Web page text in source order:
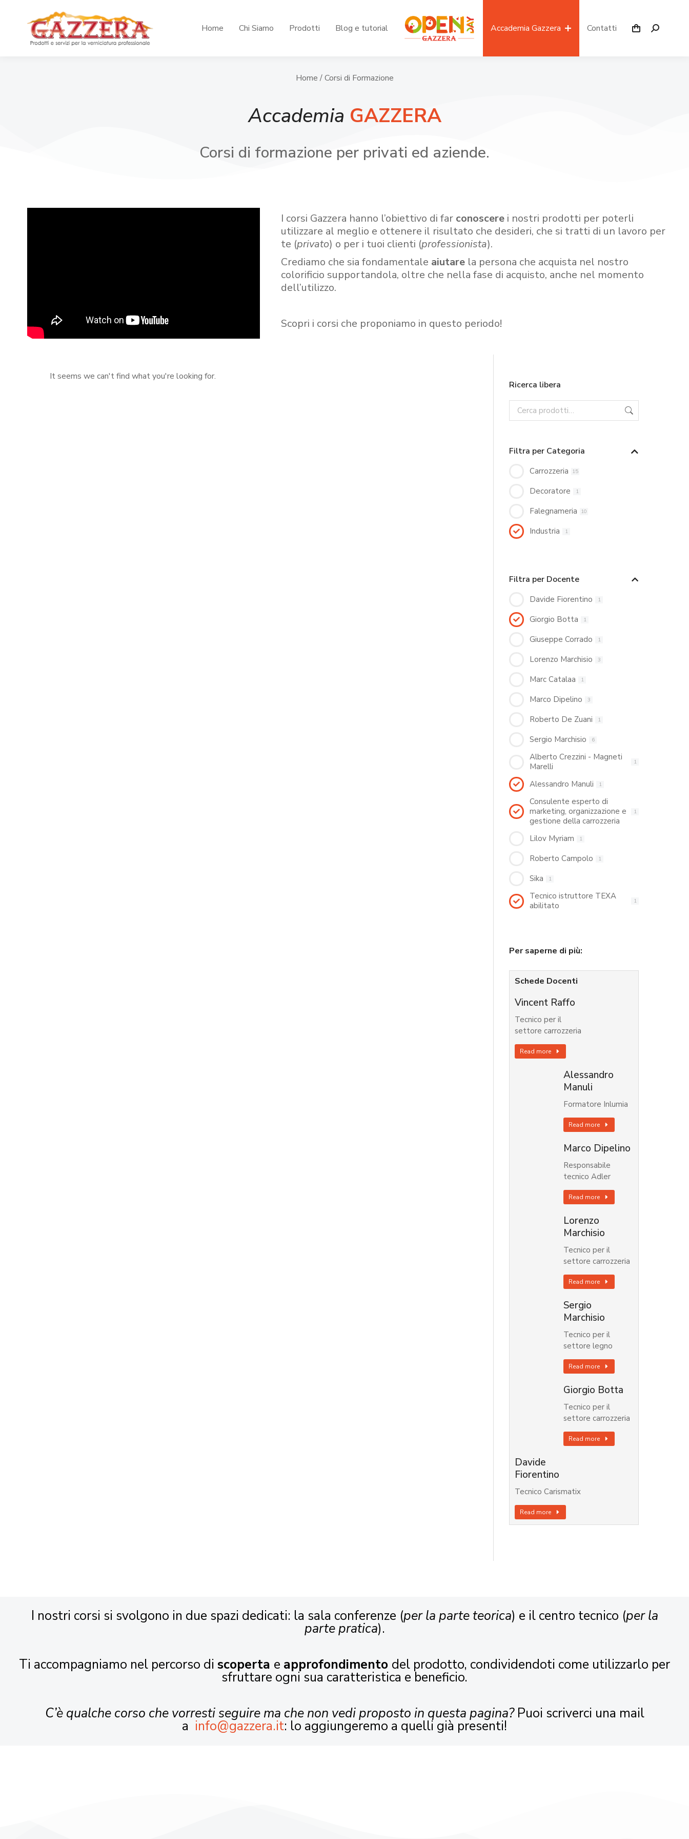
Home Chi Siamo Prodotti Blog e tutorial Accademia Gazzera Contatti
Home / Corsi di Formazione
Accademia GAZZERA
Corsi di formazione per privati ed aziende.
I corsi Gazzera hanno l’obiettivo di far conoscerei nostri prodotti per poterli
utilizzare al meglio e ottenere il risultato che desideri, che si tratti di un lavoro per
te (privato) o per i tuoi clienti (professionista).
Crediamo che sia fondamentale aiutare la persona che acquista nel nostro
colorificio supportandola, oltre che nella fase di acquisto, anche nel momento
dell’utilizzo.
Scopri i corsi che proponiamo in questo periodo!
It seems we can't find what you're looking for.
Ricerca libera
Filtra per Categoria
Carrozzeria 15
Decoratore 1
Falegnameria 10
Industria 1
Filtra per Docente
Davide Fiorentino 1
Giorgio Botta 1
Giuseppe Corrado 1
Lorenzo Marchisio 3
Marc Catalaa 1
Marco Dipelino 3
Roberto De Zuani 1
Sergio Marchisio 6
Alberto Crezzini - Magneti
Marelli
1
Alessandro Manuli 1
Consulente esperto di
marketing, organizzazione e
gestione della carrozzeria
1
Lilov Myriam 1
Roberto Campolo 1
Sika 1
Tecnico istruttore TEXA
abilitato
1
Per saperne di più:
Schede Docenti
Vincent Raffo
Tecnico per il
settore carrozzeria
Read more
Alessandro
Manuli
Formatore Inlumia
Read more
Marco Dipelino
Responsabile
tecnico Adler
Read more
Lorenzo
Marchisio
Tecnico per il
settore carrozzeria
Read more
Sergio
Marchisio
Tecnico per il
settore legno
Read more
Giorgio Botta
Tecnico per il
settore carrozzeria
Read more
Davide
Fiorentino
Tecnico Carismatix
Read more
I nostri corsi si svolgono in due spazi dedicati: la sala conferenze (per la parte teorica) e il centro tecnico (per la
parte pratica).
Ti accompagniamo nel percorso di scoperta e approfondimento del prodotto, condividendoti come utilizzarlo per
sfruttare ogni sua caratteristica e beneficio.
C’è qualche corso che vorresti seguire ma che non vedi proposto in questa pagina?Puoi scriverci una mail
a info@gazzera.it: lo aggiungeremo a quelli già presenti!